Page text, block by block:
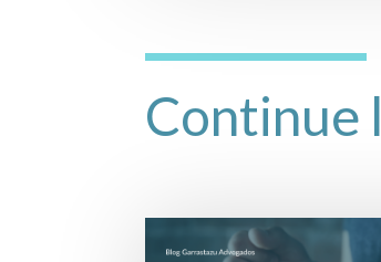
Continue